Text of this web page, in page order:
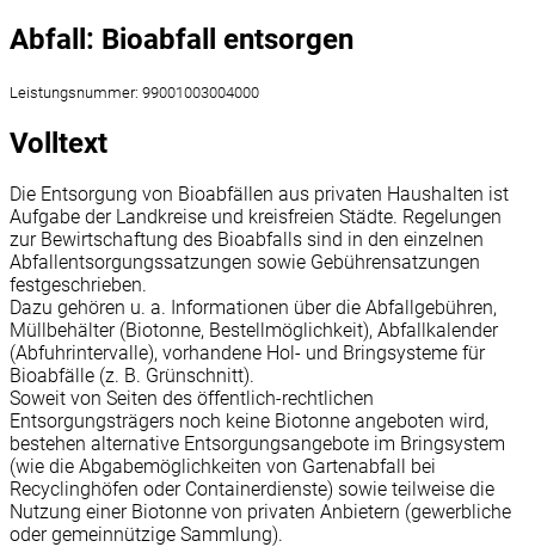
Abfall: Bioabfall entsorgen
Leistungsnummer: 99001003004000
Volltext
Die Entsorgung von Bioabfällen aus privaten Haushalten ist
Aufgabe der Landkreise und kreisfreien Städte. Regelungen
zur Bewirtschaftung des Bioabfalls sind in den einzelnen
Abfallentsorgungssatzungen sowie Gebührensatzungen
festgeschrieben.
Dazu gehören u. a. Informationen über die Abfallgebühren,
Müllbehälter (Biotonne, Bestellmöglichkeit), Abfallkalender
(Abfuhrintervalle), vorhandene Hol- und Bringsysteme für
Bioabfälle (z. B. Grünschnitt).
Soweit von Seiten des öffentlich-rechtlichen
Entsorgungsträgers noch keine Biotonne angeboten wird,
bestehen alternative Entsorgungsangebote im Bringsystem
(wie die Abgabemöglichkeiten von Gartenabfall bei
Recyclinghöfen oder Containerdienste) sowie teilweise die
Nutzung einer Biotonne von privaten Anbietern (gewerbliche
oder gemeinnützige Sammlung).